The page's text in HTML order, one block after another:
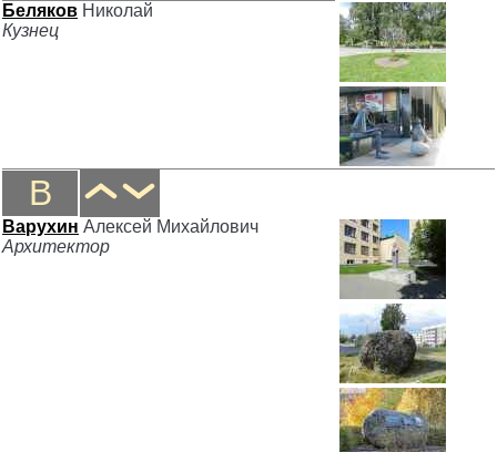
Беляков Николай
Кузнец
В
Варухин Алексей Михайлович
Архитектор